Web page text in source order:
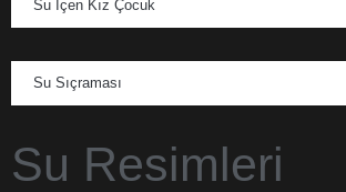
Su İçen Kız Çocuk
Su Sıçraması
Su Resimleri